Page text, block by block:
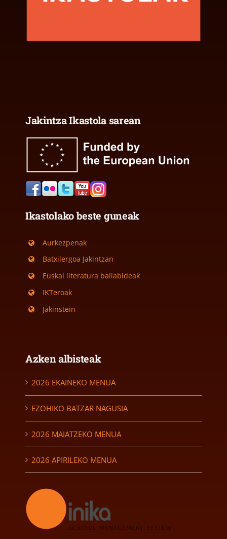
Jakintza Ikastola sarean
Ikastolako beste guneak
Aurkezpenak
Batxilergoa Jakintzan
Euskal literatura baliabideak
IKTeroak
Jakinstein
Azken albisteak
2026 EKAINEKO MENUA
EZOHIKO BATZAR NAGUSIA
2026 MAIATZEKO MENUA
2026 APIRILEKO MENUA